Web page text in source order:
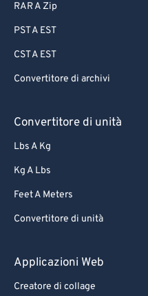
RAR A Zip
PST A EST
CST A EST
Convertitore di archivi
Convertitore di unità
Lbs A Kg
Kg A Lbs
Feet A Meters
Convertitore di unità
Applicazioni Web
Creatore di collage